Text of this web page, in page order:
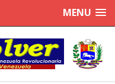
MENU